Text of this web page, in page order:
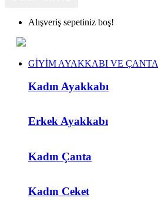
Alışveriş sepetiniz boş!
GİYİM AYAKKABI VE ÇANTA
Kadın Ayakkabı
Erkek Ayakkabı
Kadın Çanta
Kadın Ceket